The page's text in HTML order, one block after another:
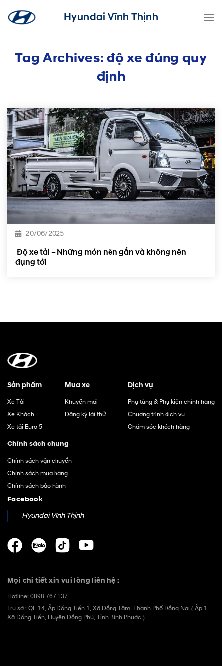
Hyundai Vĩnh Thịnh
Tag Archives: độ xe đúng quy
định
Độ xe tải – Những món nên gắn và không nên
đụng tới
20/06/2025
Sản phẩm
Xe Tải
Xe Khách
Xe tải Euro 5
Mua xe
Khuyến mãi
Đăng ký lái thử
Dịch vụ
Phụ tùng & Phụ kiện chính hãng
Chương trình dịch vụ
Chăm sóc khách hàng
Chính sách chung
Chính sách vận chuyển
Chính sách mua hàng
Chính sách bảo hành
Facebook
Hyundai Vĩnh Thịnh
Mọi chi tiết xin vui lòng liên hệ :
Hotline: 0898 767 137
Trụ sở : QL 14, Ấp Đồng Tiến 1, Xã Đồng Tâm, Thành Phố Đồng Nai ( Âp 1,
Xã Đồng Tiến, Huyện Đồng Phú, Tỉnh Bình Phước.)